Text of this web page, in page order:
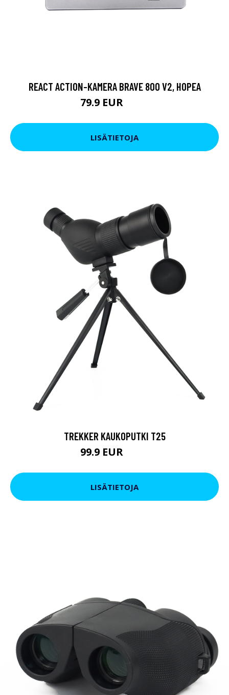
REACT ACTION-KAMERA BRAVE 800 V2, HOPEA
79.9 EUR
LISÄTIETOJA
TREKKER KAUKOPUTKI T25
99.9 EUR
LISÄTIETOJA